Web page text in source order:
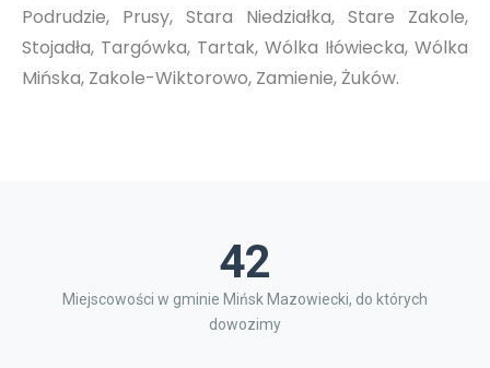
Podrudzie, Prusy, Stara Niedziałka, Stare Zakole,
Stojadła, Targówka, Tartak, Wólka Iłówiecka, Wólka
Mińska, Zakole-Wiktorowo, Zamienie, Żuków.
42
Miejscowości w gminie Mińsk Mazowiecki, do których
dowozimy